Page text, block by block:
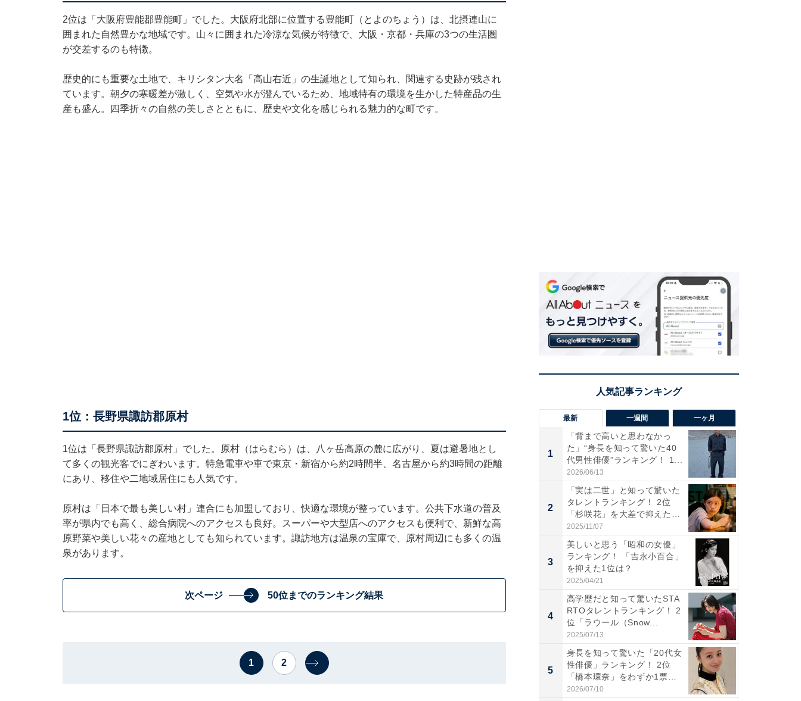
2位は「大阪府豊能郡豊能町」でした。大阪府北部に位置する豊能町（とよのちょう）は、北摂連山に
囲まれた自然豊かな地域です。山々に囲まれた冷涼な気候が特徴で、大阪・京都・兵庫の3つの生活圏
が交差するのも特徴。
歴史的にも重要な土地で、キリシタン大名「高山右近」の生誕地として知られ、関連する史跡が残され
ています。朝夕の寒暖差が激しく、空気や水が澄んでいるため、地域特有の環境を生かした特産品の生
産も盛ん。四季折々の自然の美しさとともに、歴史や文化を感じられる魅力的な町です。
1位：長野県諏訪郡原村
1位は「長野県諏訪郡原村」でした。原村（はらむら）は、八ヶ岳高原の麓に広がり、夏は避暑地とし
て多くの観光客でにぎわいます。特急電車や車で東京・新宿から約2時間半、名古屋から約3時間の距離
にあり、移住や二地域居住にも人気です。
原村は「日本で最も美しい村」連合にも加盟しており、快適な環境が整っています。公共下水道の普及
率が県内でも高く、総合病院へのアクセスも良好。スーパーや大型店へのアクセスも便利で、新鮮な高
原野菜や美しい花々の産地としても知られています。諏訪地方は温泉の宝庫で、原村周辺にも多くの温
泉があります。
次ページ 50位までのランキング結果
1 2
最新 一週間 一ヶ月
1
「背まで高いと思わなかっ
た」“身長を知って驚いた40
代男性俳優”ランキング！ 1...
2026/06/13
2
「実は二世」と知って驚いた
タレントランキング！ 2位
「杉咲花」を大差で抑えた1
位...
2025/11/07
3
美しいと思う「昭和の女優」
ランキング！ 「吉永小百合」
を抑えた1位は？
2025/04/21
4
高学歴だと知って驚いたSTA
RTOタレントランキング！ 2
位「ラウール（Snow...
2025/07/13
5
身長を知って驚いた「20代女
性俳優」ランキング！ 2位
「橋本環奈」をわずか1票
差...
2026/07/10